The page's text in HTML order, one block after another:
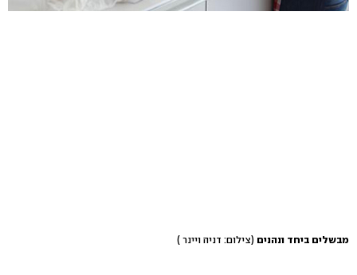
מבשלים ביחד ונהנים (צילום: דניה ויינר )